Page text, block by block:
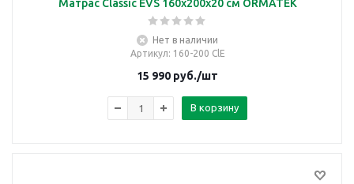
Матрас Classic EVS 160х200х20 см ORMATEK
Нет в наличии
Артикул: 160-200 ClE
15 990 руб./шт
В корзину